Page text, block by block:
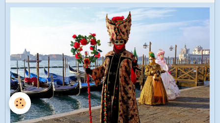
PROJET THEMATIQUE : LE BLEU ETANT LA COULEUR
DOMINANTE ...
CARNAVAL DE VENISE